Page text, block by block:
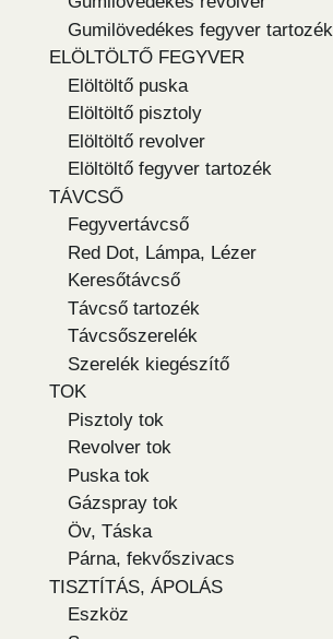
Gumilövedékes fegyver tartozék
ELÖLTÖLTŐ FEGYVER
Elöltöltő puska
Elöltöltő pisztoly
Elöltöltő revolver
Elöltöltő fegyver tartozék
TÁVCSŐ
Fegyvertávcső
Red Dot, Lámpa, Lézer
Keresőtávcső
Távcső tartozék
Távcsőszerelék
Szerelék kiegészítő
TOK
Pisztoly tok
Revolver tok
Puska tok
Gázspray tok
Öv, Táska
Párna, fekvőszivacs
TISZTÍTÁS, ÁPOLÁS
Eszköz